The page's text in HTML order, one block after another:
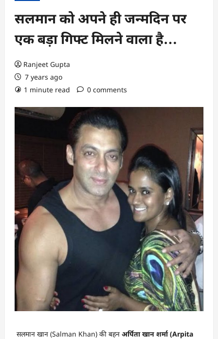
सलमान को अपने ही जन्मदिन पर
एक बड़ा गिफ्ट मिलने वाला है…
Ranjeet Gupta
7 years ago
1 minute read
0 comments
सलमान खान (Salman Khan) की बहन अर्पिता खान शर्मा (Arpita